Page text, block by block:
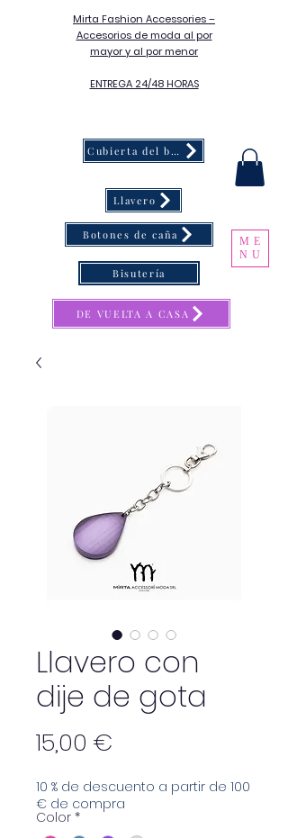
Mirta Fashion Accessories –
Accesorios de moda al por
mayor y al por menor
ENTREGA 24/48 HORAS
ME
NU
Cubierta del botón
Llavero
Botones de caña
DE VUELTA A CASA
Bisutería
Llavero con
dije de gota
15,00 €
10 % de descuento a partir de 100
€ de compra
Color *